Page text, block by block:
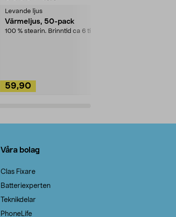
Levande ljus
Värmeljus, 50-pack
100 % stearin. Brinntid ca 6 tim.
59,90
Våra bolag
Clas Fixare
Batteriexperten
Teknikdelar
PhoneLife